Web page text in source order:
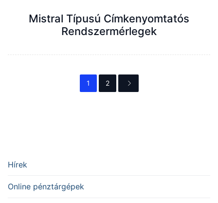
Mistral Típusú Címkenyomtatós
Rendszermérlegek
1 2
Hírek
Online pénztárgépek